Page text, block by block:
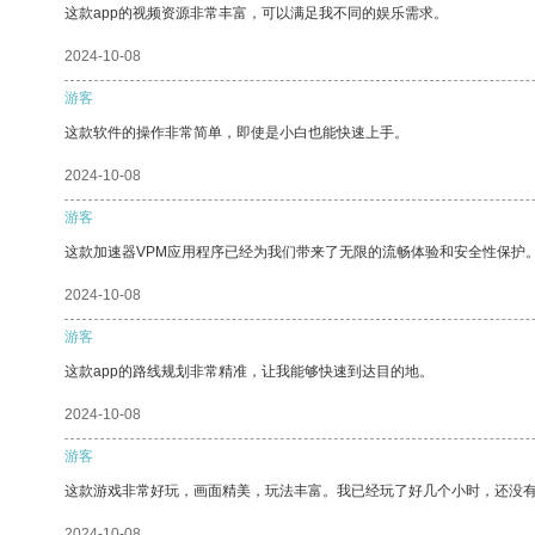
这款app的视频资源非常丰富，可以满足我不同的娱乐需求。
2024-10-08
游客
这款软件的操作非常简单，即使是小白也能快速上手。
2024-10-08
游客
这款加速器VPM应用程序已经为我们带来了无限的流畅体验和安全性保护。
2024-10-08
游客
这款app的路线规划非常精准，让我能够快速到达目的地。
2024-10-08
游客
这款游戏非常好玩，画面精美，玩法丰富。我已经玩了好几个小时，还没有